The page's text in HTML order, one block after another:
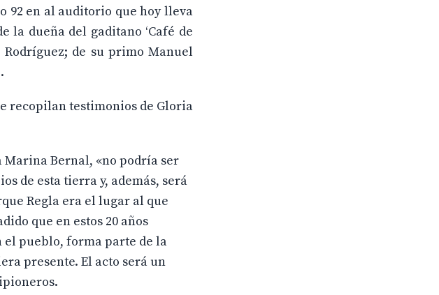
92 en al auditorio que hoy lleva
la dueña del gaditano ‘Café de
Rodríguez; de su primo Manuel
recopilan testimonios de Gloria
Bernal, «no podría ser
de esta tierra y, además, será
Regla era el lugar al que
que en estos 20 años
el pueblo, forma parte de la
presente. El acto será un